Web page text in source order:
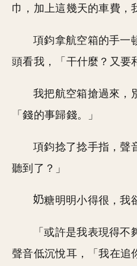
巾，加上這幾天的車費，
項鈞拿航空箱的手一
頭看我，「干什麼？又要
我把航空箱搶過來，
「錢的事歸錢。」
項鈞捻了捻手指，聲
聽到了？」
糖明明小得很，我
「或許是我表現得不
聲音低沉悅耳，「我在追